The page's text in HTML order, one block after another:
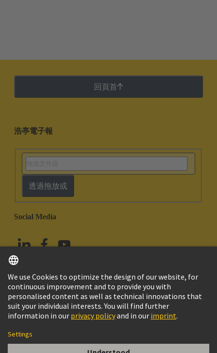
回頁首
浩亭電子報
透過拖放或
Social Media
中國香港 繁体中文
© HARTING浩亭技術集團
Cookie政策使用條款客戶資料